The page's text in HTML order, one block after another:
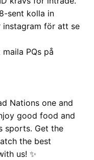
sent kolla in
instagram för att se
PQs på
Nations one and
good food and
sports. Get the
the best
us! ✨